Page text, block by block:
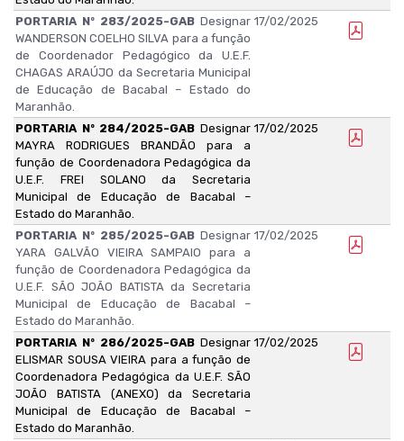
PORTARIA Nº 283/2025-GAB Designar
WANDERSON COELHO SILVA para a função
de Coordenador Pedagógico da U.E.F.
CHAGAS ARAÚJO da Secretaria Municipal
de Educação de Bacabal – Estado do
Maranhão.
17/02/2025
PORTARIA Nº 284/2025-GAB Designar
MAYRA RODRIGUES BRANDÃO para a
função de Coordenadora Pedagógica da
U.E.F. FREI SOLANO da Secretaria
Municipal de Educação de Bacabal –
Estado do Maranhão.
17/02/2025
PORTARIA Nº 285/2025-GAB Designar
YARA GALVÃO VIEIRA SAMPAIO para a
função de Coordenadora Pedagógica da
U.E.F. SÃO JOÃO BATISTA da Secretaria
Municipal de Educação de Bacabal –
Estado do Maranhão.
17/02/2025
PORTARIA Nº 286/2025-GAB Designar
ELISMAR SOUSA VIEIRA para a função de
Coordenadora Pedagógica da U.E.F. SÃO
JOÃO BATISTA (ANEXO) da Secretaria
Municipal de Educação de Bacabal –
Estado do Maranhão.
17/02/2025